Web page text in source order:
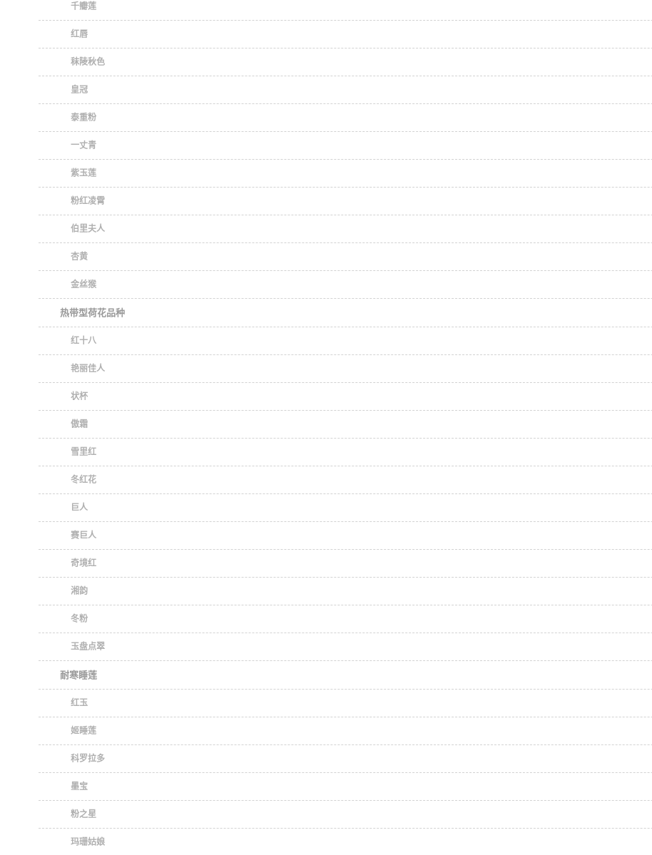
千瓣莲
红唇
秣陵秋色
皇冠
泰重粉
一丈青
紫玉莲
粉红凌霄
伯里夫人
杏黄
金丝猴
热带型荷花品种
红十八
艳丽佳人
状杯
傲霜
雪里红
冬红花
巨人
赛巨人
奇境红
湘韵
冬粉
玉盘点翠
耐寒睡莲
红玉
姬睡莲
科罗拉多
墨宝
粉之星
玛珊姑娘